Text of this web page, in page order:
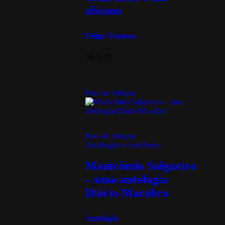
abismo
Felipe Teodoro
Fora de estoque
Fora de estoque
Antologias e coletâneas
Manicômio Salgueiro
– uma antologia
Diário Macabro
Antologia